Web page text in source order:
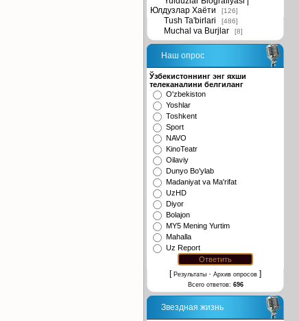
Юлдузлар Хаёти
[126]
Tush Ta'birlari [486]
Muchal va Burjlar [8]
Наш опрос
Ўзбекистоннинг энг яхши
телеканалини белгиланг
O'zbekiston
Yoshlar
Toshkent
Sport
NAVO
KinoTeatr
Oilaviy
Dunyo Bo'ylab
Madaniyat va Ma'rifat
UzHD
Diyor
Bolajon
MY5 Mening Yurtim
Mahalla
Uz Report
[ Результаты · Архив опросов ]
Всего ответов: 696
Звездная жизнь